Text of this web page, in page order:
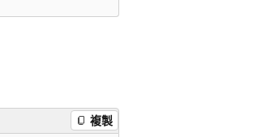
複製